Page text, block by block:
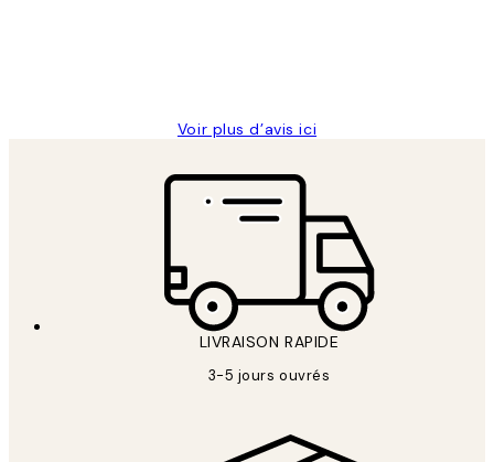
Voir plus d’avis ici
LIVRAISON RAPIDE
3-5 jours ouvrés